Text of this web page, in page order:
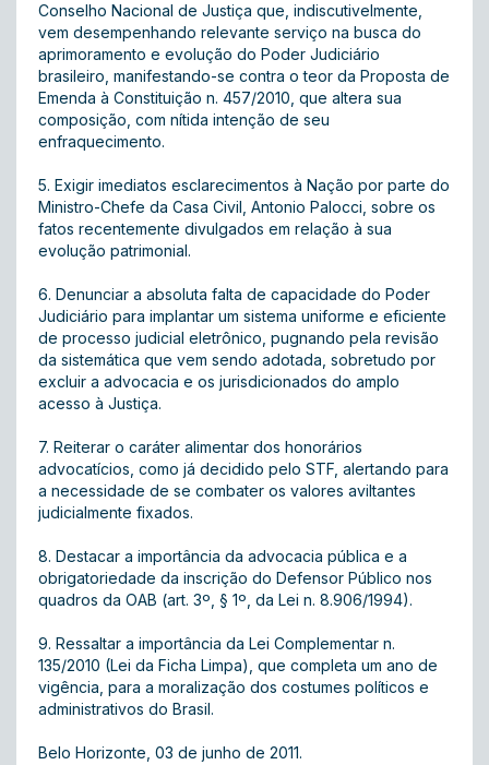
Conselho Nacional de Justiça que, indiscutivelmente,
vem desempenhando relevante serviço na busca do
aprimoramento e evolução do Poder Judiciário
brasileiro, manifestando-se contra o teor da Proposta de
Emenda à Constituição n. 457/2010, que altera sua
composição, com nítida intenção de seu
enfraquecimento.
5. Exigir imediatos esclarecimentos à Nação por parte do
Ministro-Chefe da Casa Civil, Antonio Palocci, sobre os
fatos recentemente divulgados em relação à sua
evolução patrimonial.
6. Denunciar a absoluta falta de capacidade do Poder
Judiciário para implantar um sistema uniforme e eficiente
de processo judicial eletrônico, pugnando pela revisão
da sistemática que vem sendo adotada, sobretudo por
excluir a advocacia e os jurisdicionados do amplo
acesso à Justiça.
7. Reiterar o caráter alimentar dos honorários
advocatícios, como já decidido pelo STF, alertando para
a necessidade de se combater os valores aviltantes
judicialmente fixados.
8. Destacar a importância da advocacia pública e a
obrigatoriedade da inscrição do Defensor Público nos
quadros da OAB (art. 3º, § 1º, da Lei n. 8.906/1994).
9. Ressaltar a importância da Lei Complementar n.
135/2010 (Lei da Ficha Limpa), que completa um ano de
vigência, para a moralização dos costumes políticos e
administrativos do Brasil.
Belo Horizonte, 03 de junho de 2011.